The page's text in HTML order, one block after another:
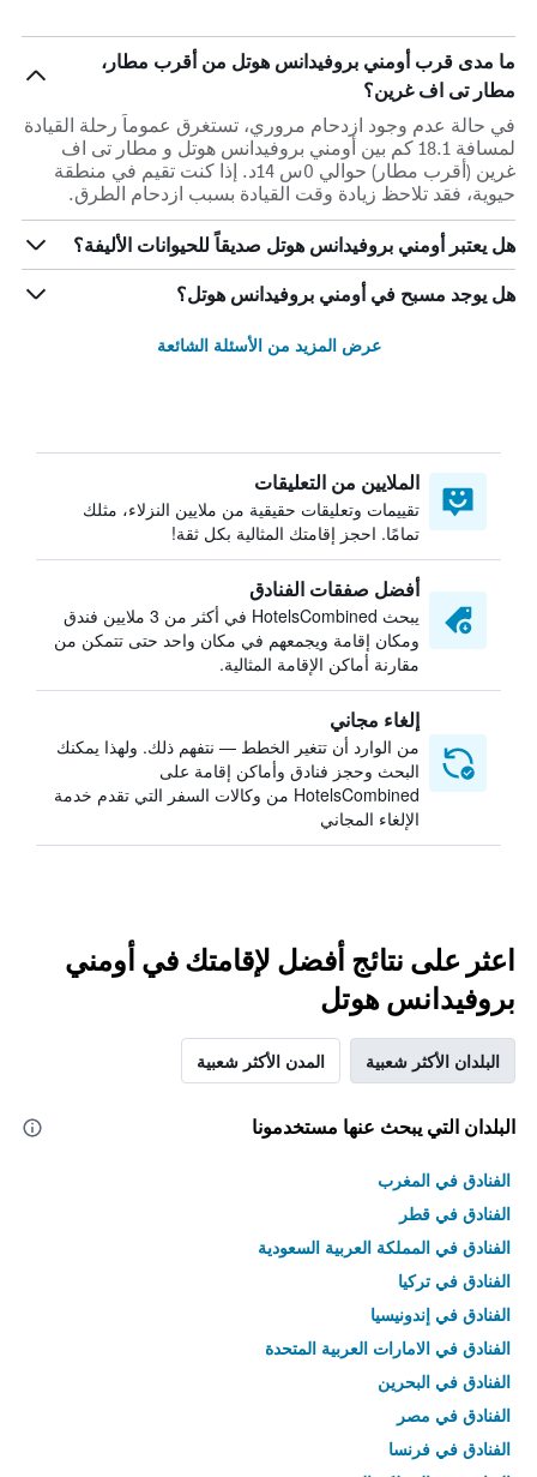
ما مدى قرب أومني بروفيدانس هوتل من أقرب مطار،
مطار تى اف غرين؟
في حالة عدم وجود ازدحام مروري، تستغرق عموماً رحلة القيادة
لمسافة 18.1 كم بين أومني بروفيدانس هوتل و مطار تى اف
غرين (أقرب مطار) حوالي 0س 14د. إذا كنت تقيم في منطقة
حيوية، فقد تلاحظ زيادة وقت القيادة بسبب ازدحام الطرق.
هل يعتبر أومني بروفيدانس هوتل صديقاً للحيوانات الأليفة؟
هل يوجد مسبح في أومني بروفيدانس هوتل؟
عرض المزيد من الأسئلة الشائعة
الملايين من التعليقات
تقييمات وتعليقات حقيقية من ملايين النزلاء، مثلك
تمامًا. احجز إقامتك المثالية بكل ثقة!
أفضل صفقات الفنادق
يبحث HotelsCombined في أكثر من 3 ملايين فندق
ومكان إقامة ويجمعهم في مكان واحد حتى تتمكن من
مقارنة أماكن الإقامة المثالية.
إلغاء مجاني
من الوارد أن تتغير الخطط — نتفهم ذلك. ولهذا يمكنك
البحث وحجز فنادق وأماكن إقامة على
HotelsCombined من وكالات السفر التي تقدم خدمة
الإلغاء المجاني
اعثر على نتائج أفضل لإقامتك في أومني
بروفيدانس هوتل
البلدان الأكثر شعبية المدن الأكثر شعبية
البلدان التي يبحث عنها مستخدمونا
الفنادق في المغرب
الفنادق في قطر
الفنادق في المملكة العربية السعودية
الفنادق في تركيا
الفنادق في إندونيسيا
الفنادق في الامارات العربية المتحدة
الفنادق في البحرين
الفنادق في مصر
الفنادق في فرنسا